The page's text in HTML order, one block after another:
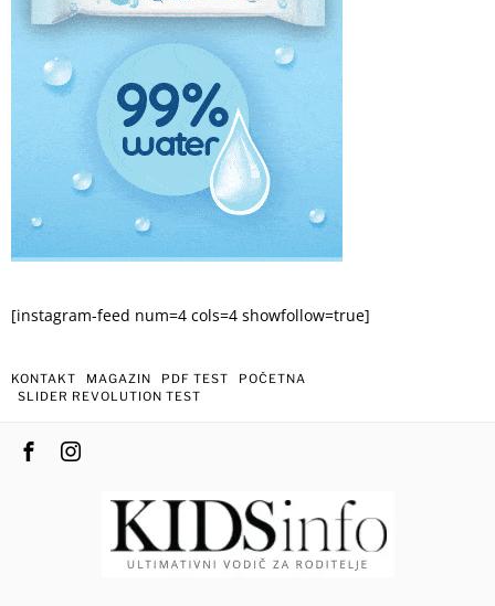
[instagram-feed num=4 cols=4 showfollow=true]
KONTAKT MAGAZIN PDF TEST
POČETNA
SLIDER REVOLUTION TEST